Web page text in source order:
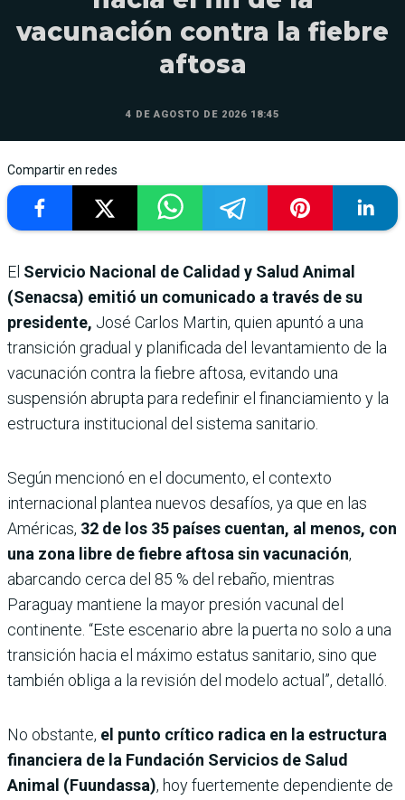
vacunación contra la fiebre
aftosa
4 DE AGOSTO DE 2026 18:45
Compartir en redes
El Servicio Nacional de Calidad y Salud Animal
(Senacsa) emitió un comunicado a través de su
presidente, José Carlos Martin, quien apuntó a una
transición gradual y planificada del levantamiento de la
vacunación contra la fiebre aftosa, evitando una
suspensión abrupta para redefinir el financiamiento y la
estructura institucional del sistema sanitario.
Según mencionó en el documento, el contexto
internacional plantea nuevos desafíos, ya que en las
Américas, 32 de los 35 países cuentan, al menos, con
una zona libre de fiebre aftosa sin vacunación,
abarcando cerca del 85 % del rebaño, mientras
Paraguay mantiene la mayor presión vacunal del
continente. “Este escenario abre la puerta no solo a una
transición hacia el máximo estatus sanitario, sino que
también obliga a la revisión del modelo actual”, detalló.
No obstante, el punto crítico radica en la estructura
financiera de la Fundación Servicios de Salud
Animal (Fuundassa), hoy fuertemente dependiente de